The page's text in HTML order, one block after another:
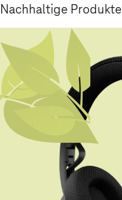
Nachhaltige Produkte